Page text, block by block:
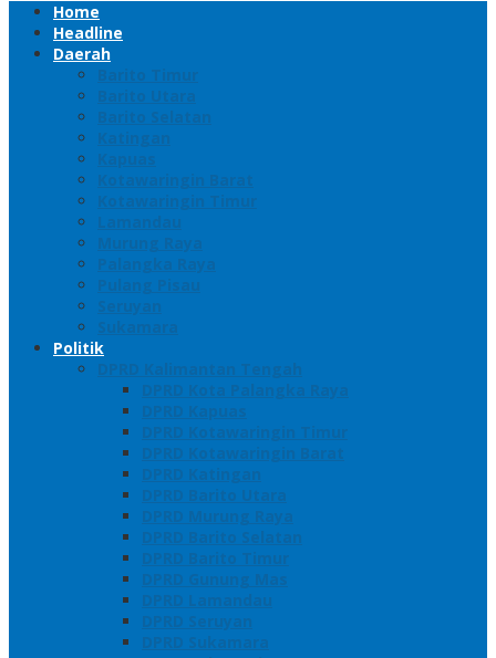
Home
Headline
Daerah
Barito Timur
Barito Utara
Barito Selatan
Katingan
Kapuas
Kotawaringin Barat
Kotawaringin Timur
Lamandau
Murung Raya
Palangka Raya
Pulang Pisau
Seruyan
Sukamara
Politik
DPRD Kalimantan Tengah
DPRD Kota Palangka Raya
DPRD Kapuas
DPRD Kotawaringin Timur
DPRD Kotawaringin Barat
DPRD Katingan
DPRD Barito Utara
DPRD Murung Raya
DPRD Barito Selatan
DPRD Barito Timur
DPRD Gunung Mas
DPRD Lamandau
DPRD Seruyan
DPRD Sukamara